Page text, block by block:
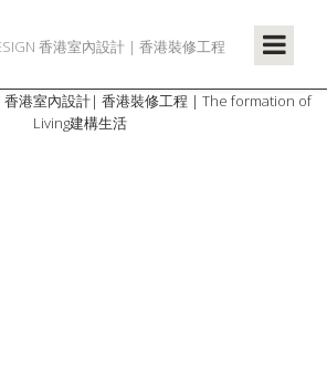
香港室內設計| 香港裝修工程 | The formation of
Living建構生活